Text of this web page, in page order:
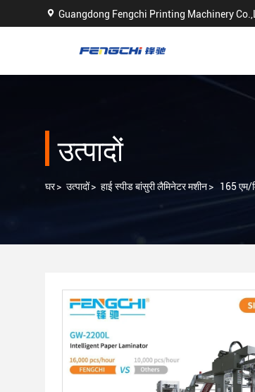
Guangdong Fengchi Printing Machinery
उत्पादों
घर> उत्पादों> हाई स्पीड बांसुरी लैमिनेटर मशीन> 165 एम/